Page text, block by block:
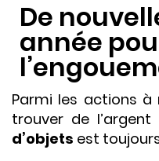
De
année
Parmi les actions à
trouver de
d’objets est